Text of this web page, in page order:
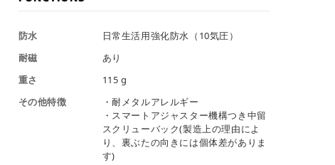
防水
日常生活用強化防水（10気圧）
耐磁
あり
重さ
115 g
その他特徴
・耐メタルアレルギー
・スマートアジャスター機構つき中留
スクリューバック(製造上の理由によ
り、裏ぶたの向きには個体差がありま
す)